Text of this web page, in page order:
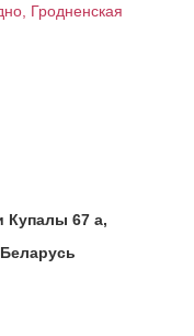
Гродненская
Купалы 67 а,